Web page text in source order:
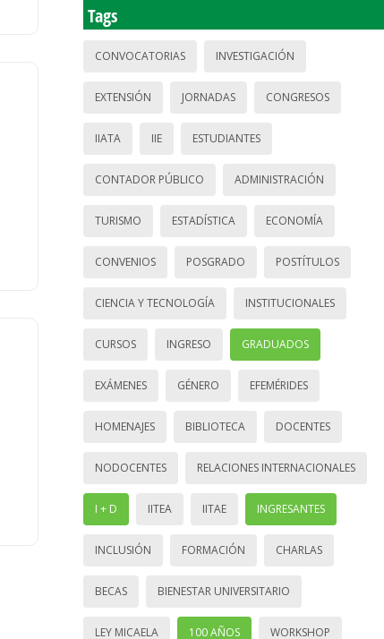
Tags
CONVOCATORIAS INVESTIGACIÓN
EXTENSIÓN JORNADAS CONGRESOS
IIATA IIE ESTUDIANTES
CONTADOR PÚBLICO ADMINISTRACIÓN
TURISMO ESTADÍSTICA ECONOMÍA
CONVENIOS POSGRADO POSTÍTULOS
CIENCIA Y TECNOLOGÍA INSTITUCIONALES
CURSOS INGRESO GRADUADOS
EXÁMENES GÉNERO EFEMÉRIDES
HOMENAJES BIBLIOTECA DOCENTES
NODOCENTES RELACIONES INTERNACIONALES
I + D IITEA IITAE INGRESANTES
INCLUSIÓN FORMACIÓN CHARLAS
BECAS BIENESTAR UNIVERSITARIO
LEY MICAELA 100 AÑOS WORKSHOP